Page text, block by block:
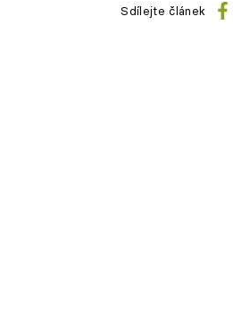
Sdílejte článek